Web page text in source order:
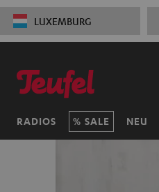
LUXEMBURG
RADIOS SALE NEU